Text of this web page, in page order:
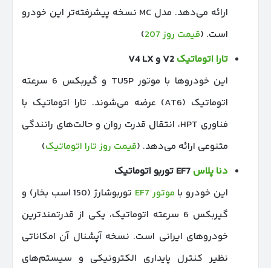
ارائه می‌دهد. مدل MC نسخه پیشرفته‌تر این خودرو
است. (قیمت روز 207
)
تارا اتوماتیک
وV4 LX
این خودروها با موتور TU5P و گیربکس 6 سرعته
اتوماتیک (AT6) عرضه می‌شوند. تارا اتوماتیک با
فناوری HPT، انتقال قدرت روان و حالت‌های رانندگی
متنوعی ارائه می‌دهد. (قیمت روز تارا اتوماتیک)
دنا پلاس
توربو اتوماتیک
این خودرو با موتور EF7
توربوشارژ (150 اسب بخار) و
گیربکس 6 سرعته اتوماتیک، یکی از قدرتمندترین
خودروهای ایرانی است. نسخه آپشنال آن امکاناتی
نظیر کنترل پایداری الکترونیکی و سیستم‌های